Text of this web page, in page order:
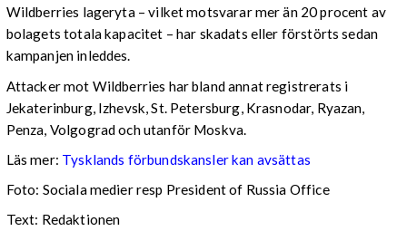
Wildberries lageryta – vilket motsvarar mer än 20 procent av
bolagets totala kapacitet – har skadats eller förstörts sedan
kampanjen inleddes.
Attacker mot Wildberries har bland annat registrerats i
Jekaterinburg, Izhevsk, St. Petersburg, Krasnodar, Ryazan,
Penza, Volgograd och utanför Moskva.
Läs mer: Tysklands förbundskansler kan avsättas
Foto: Sociala medier resp President of Russia Office
Text: Redaktionen